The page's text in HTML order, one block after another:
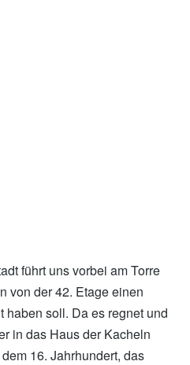
führt uns vorbei am Torre
von der 42. Etage einen
haben soll. Da es regnet und
in das Haus der Kacheln
16. Jahrhundert, das